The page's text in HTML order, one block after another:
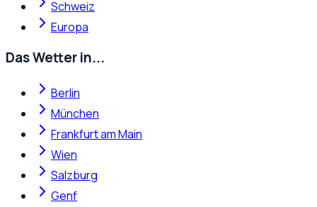
Schweiz
Europa
Das Wetter in...
Berlin
München
Frankfurt am Main
Wien
Salzburg
Genf